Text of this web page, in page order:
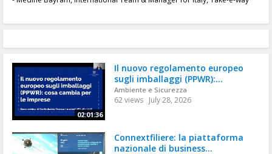
02:01:36
Il nuovo regolamento europeo
sugli imballaggi (PPWR):...
Ambiente e Sicurezza
62 views July 28, 2026
Connextfiliere: la piattaforma
nazionale di business...